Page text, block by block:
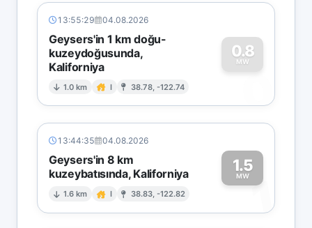
13:55:29 04.08.2026
Geysers'in 1 km doğu-
kuzeydoğusunda,
Kaliforniya
1.0 km I 38.78, -122.74
0.8
MW
0
13:44:35 04.08.2026
Geysers'in 8 km
kuzeybatısında, Kaliforniya
1.6 km I 38.83, -122.82
1.5
MW1